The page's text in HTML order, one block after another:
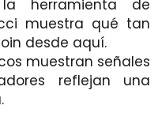
herramienta de
muestra qué tan
desde aquí.
muestran señales
reflejan una